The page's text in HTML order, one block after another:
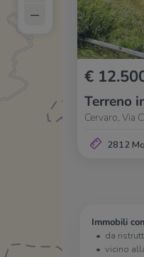
€
Terreno
Cervaro, Via
2812 Mq
Immobili
da
vicino
–